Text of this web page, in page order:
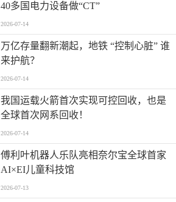
40多国电力设备做“CT”
2026-07-14
万亿存量翻新潮起，地铁 “控制心脏” 谁
来护航？
2026-07-14
我国运载火箭首次实现可控回收，也是
全球首次网系回收！
2026-07-14
傅利叶机器人乐队亮相奈尔宝全球首家
AI×EI儿童科技馆
2026-07-13